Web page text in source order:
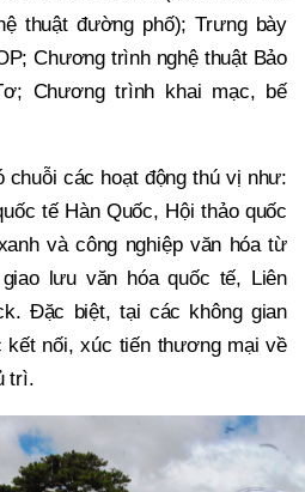
thuật đường phố); Trưng bày
Chương trình nghệ thuật Bảo
Chương trình khai mạc, bế
các hoạt động thú vị như:
tế Hàn Quốc, Hội thảo quốc
và công nghiệp văn hóa từ
lưu văn hóa quốc tế, Liên
Đặc biệt, tại các không gian
kết nối, xúc tiến thương mại về
trì.